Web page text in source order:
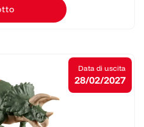
Data di uscita
28/02/2027